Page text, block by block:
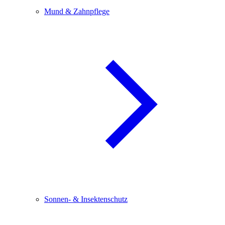
Mund & Zahnpflege
Sonnen- & Insektenschutz